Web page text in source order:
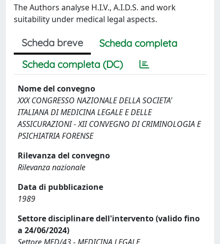
The Authors analyse H.I.V., A.I.D.S. and work
suitability under medical legal aspects.
Scheda breve
Scheda completa
Scheda completa (DC)
Nome del convegno
XXX CONGRESSO NAZIONALE DELLA SOCIETA'
ITALIANA DI MEDICINA LEGALE E DELLE
ASSICURAZIONI - XII CONVEGNO DI CRIMINOLOGIA E
PSICHIATRIA FORENSE
Rilevanza del convegno
Rilevanza nazionale
Data di pubblicazione
1989
Settore disciplinare dell'intervento (valido fino
a 24/06/2024)